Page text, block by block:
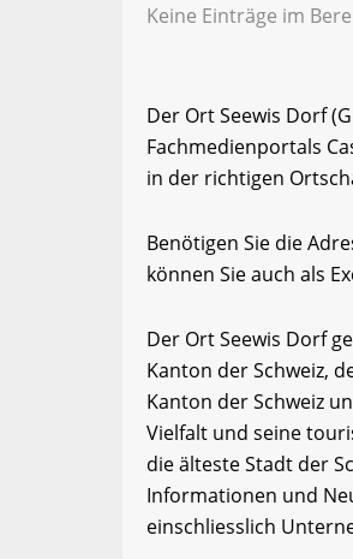
Keine Einträge im
Der Ort Seewis Dorf
Fachmedienportals
in der richtigen
Benötigen Sie die
können Sie auch als
Der Ort Seewis Dorf
Kanton der Schweiz,
Kanton der Schweiz
Vielfalt und seine
die älteste Stadt der
Informationen und
einschliesslich